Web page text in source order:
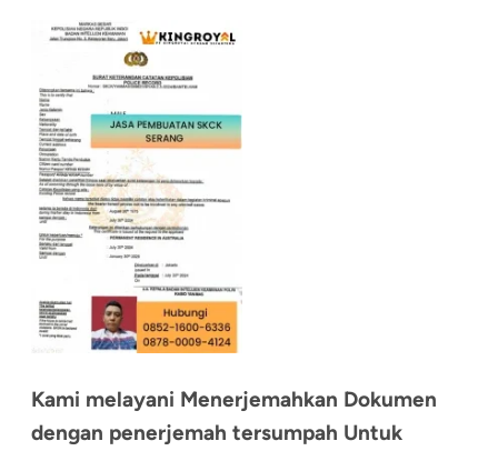
Kami melayani Menerjemahkan Dokumen
dengan penerjemah tersumpah Untuk